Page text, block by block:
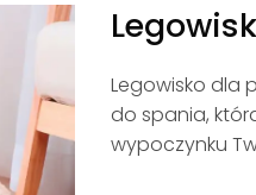
Dodaj
do
listy
życzeń
Legowisko dla
do spania,
wypoczynku